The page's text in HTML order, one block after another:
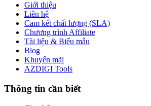
Giới thiệu
Liên hệ
Cam kết chất lượng (SLA)
Chương trình Affiliate
Tài liệu & Biểu mẫu
Blog
Khuyến mãi
AZDIGI Tools
Thông tin cần biết